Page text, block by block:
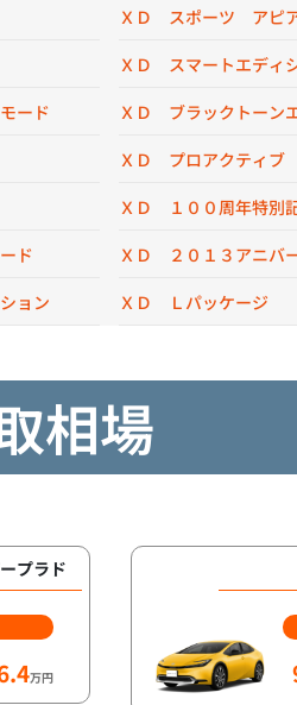
ード
ド
ョン
ＸＤ スポーツ アピ
ＸＤ スマートエディ
ＸＤ ブラックトーン
ＸＤ プロアクティブ
ＸＤ １００周年特別
ＸＤ ２０１３アニバ
ＸＤ Ｌパッケージ
相場
プラド
万円